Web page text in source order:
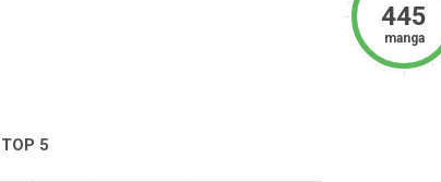
445
manga
5